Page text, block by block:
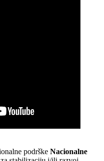
podrške Nacionalne